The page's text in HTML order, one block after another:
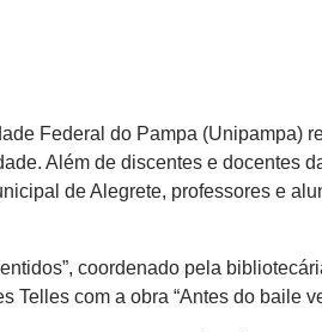
Federal do Pampa (Unipampa)
Além de discentes e docentes
de Alegrete, professores e
coordenado pela
Telles com a obra “Antes do baile